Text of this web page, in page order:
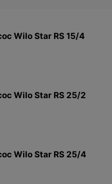
Wilo Star RS 15/4
Wilo Star RS 25/2
Wilo Star RS 25/4